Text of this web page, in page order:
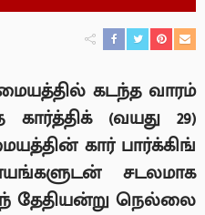
கடந்த வாரம்
கார்த்திக் (வயது 29)
கார் பார்க்கிங்
சடலமாக
தேதியன்று நெல்லை